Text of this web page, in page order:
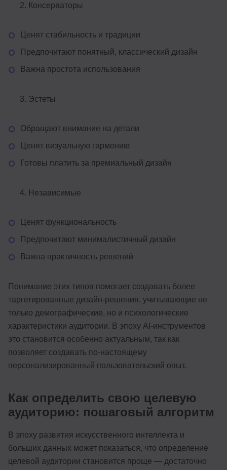
Консерваторы
Ценят стабильность и традиции
Предпочитают понятный, классический дизайн
Важна простота использования
Эстеты
Обращают внимание на детали
Ценят визуальную гармонию
Готовы платить за премиальный дизайн
Независимые
Ценят функциональность
Предпочитают минималистичный дизайн
Важна практичность решений
Понимание этих типов помогает создавать более
таргетированные дизайн-решения, учитывающие не
только демографические, но и психологические
характеристики аудитории. В эпоху AI-инструментов
это становится особенно актуальным, так как
позволяет создавать по-настоящему
персонализированный пользовательский опыт.
Как определить свою целевую
аудиторию: пошаговый алгоритм
В эпоху развития искусственного интеллекта и
больших данных может показаться, что определение
целевой аудитории становится проще — достаточно